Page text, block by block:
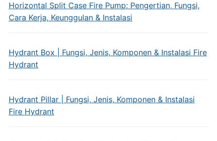
Horizontal Split Case Fire Pump: Pengertian, Fungsi,
Cara Kerja, Keunggulan & Instalasi
Hydrant Box | Fungsi, Jenis, Komponen & Instalasi Fire
Hydrant
Hydrant Pillar | Fungsi, Jenis, Komponen & Instalasi
Fire Hydrant